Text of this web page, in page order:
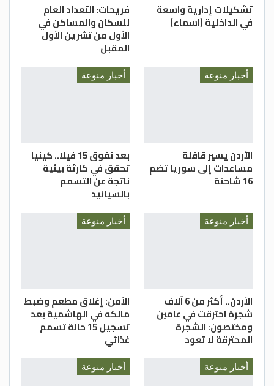
تشكيلات إدارية واسعة
في الداخلية (اسماء)
فريحات: التعداد العام
للسكان والمساكن في
الأول من تشرين الأول
المقبل
أخبار منوعة
الأردن يسير قافلة
مساعدات إلى سوريا تضم
16 شاحنة
أخبار منوعة
بعد نفوق 15 فيلا.. كينيا
تحقق في كارثة بيئية
ناتجة عن التسمم
بالسيانيد
أخبار منوعة
الأردن.. أكثر من 6 آلاف
شجرة احترقت في عامين
ومختصون: الشجرة
المحترقة لا تعود
أخبار منوعة
الأمن: إغلاق مطعم وضبط
مالكه في الهاشمية بعد
تسجيل 15 حالة تسمم
غذائي
أخبار منوعة أخبار منوعة